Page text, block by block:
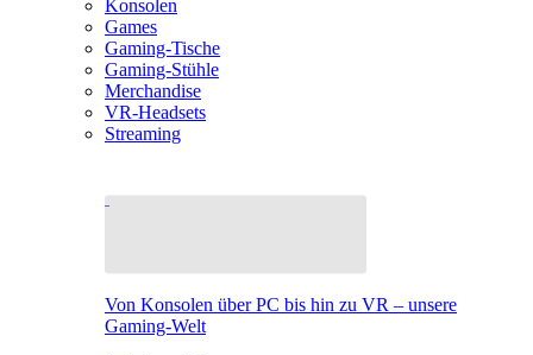
Konsolen
Games
Gaming-Tische
Gaming-Stühle
Merchandise
VR-Headsets
Streaming
Von Konsolen über PC bis hin zu VR – unsere
Gaming-Welt